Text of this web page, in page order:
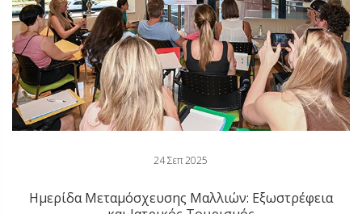
24 Σεπ 2025
Ημερίδα Μεταμόσχευσης Μαλλιών: Εξωστρέφεια